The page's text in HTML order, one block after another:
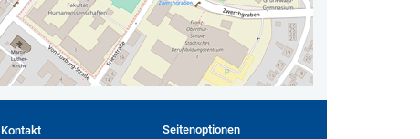
Kontakt Seitenoptionen